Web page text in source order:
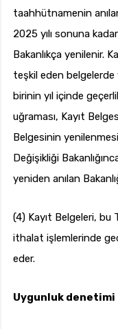
taahhütnamenin
2025 yılı sonuna
Bakanlıkça yenilenir.
teşkil eden
birinin yıl içinde
uğraması, Kayıt
Belgesinin
Değişikliği
yeniden anılan
(4) Kayıt Belgeleri, bu
ithalat işlemlerinde
eder.
Uygunluk denetimi